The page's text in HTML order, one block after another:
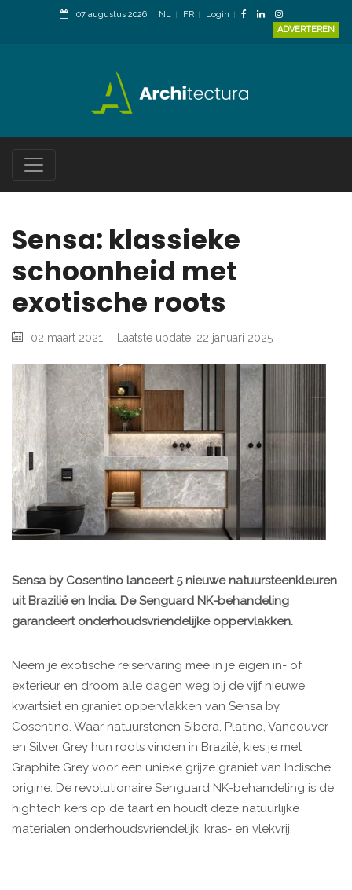
07 augustus 2026 NL FR
Login
ADVERTEREN
Sensa: klassieke
schoonheid met
exotische roots
02 maart 2021 Laatste update: 22 januari 2025
Sensa by Cosentino lanceert 5 nieuwe natuursteenkleuren
uit Brazilië en India. De Senguard NK-behandeling
garandeert onderhoudsvriendelijke oppervlakken.
Neem je exotische reiservaring mee in je eigen in- of
exterieur en droom alle dagen weg bij de vijf nieuwe
kwartsiet en graniet oppervlakken van Sensa by
Cosentino. Waar natuurstenen Sibera, Platino, Vancouver
en Silver Grey hun roots vinden in Brazilë, kies je met
Graphite Grey voor een unieke grijze graniet van Indische
origine. De revolutionaire Senguard NK-behandeling is de
hightech kers op de taart en houdt deze natuurlijke
materialen onderhoudsvriendelijk, kras- en vlekvrij.